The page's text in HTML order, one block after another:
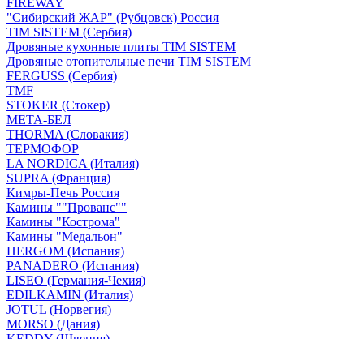
FIREWAY
"Сибирский ЖАР" (Рубцовск) Россия
TIM SISTEM (Сербия)
Дровяные кухонные плиты TIM SISTEM
Дровяные отопительные печи TIM SISTEM
FERGUSS (Сербия)
TMF
STOKER (Стокер)
МЕТА-БЕЛ
THORMA (Словакия)
ТЕРМОФОР
LA NORDICA (Италия)
SUPRA (Франция)
Кимры-Печь Россия
Камины ""Прованс""
Камины "Кострома"
Камины "Медальон"
HERGOM (Испания)
PANADERO (Испания)
LISEO (Германия-Чехия)
EDILKAMIN (Италия)
JOTUL (Норвегия)
MORSO (Дания)